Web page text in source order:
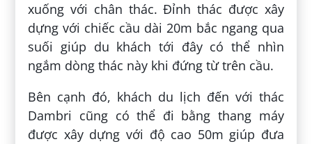
xuống với chân thác. Đỉnh thác được xây
dựng với chiếc cầu dài 20m bắc ngang qua
suối giúp du khách tới đây có thể nhìn
ngắm dòng thác này khi đứng từ trên cầu.
Bên cạnh đó, khách du lịch đến với thác
Dambri cũng có thể đi bằng thang máy
được xây dựng với độ cao 50m giúp đưa